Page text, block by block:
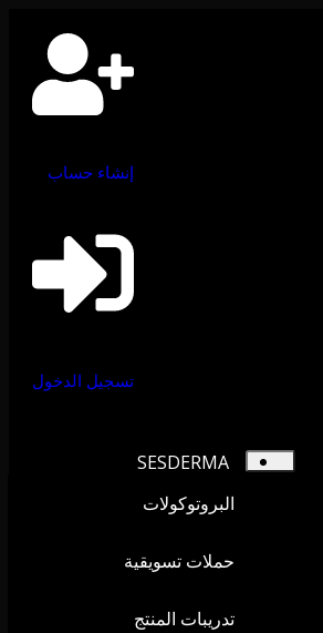
إنشاء حساب
تسجيل الدخول
SESDERMA
البروتوكولات
حملات تسويقية
تدريبات المنتج